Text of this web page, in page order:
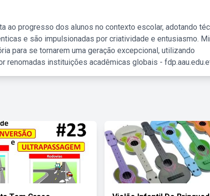
ao progresso dos alunos no contexto escolar, adotando
e são impulsionadas por criatividade e entusiasmo.
para se tornarem uma geração excepcional, utilizando
renomadas instituições acadêmicas globais -